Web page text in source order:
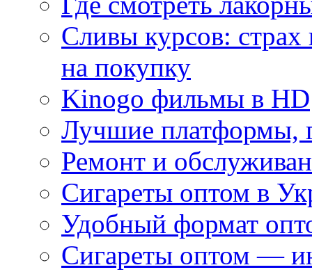
Сливы курсов:
на покупку
Kinogo фильмы в HD
Лучшие платформы,
Ремонт и
Сигареты оптом в
Удобный формат
Сигареты оптом —